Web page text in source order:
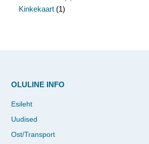
Kinkekaart (1)
OLULINE INFO
Esileht
Uudised
Ost/Transport